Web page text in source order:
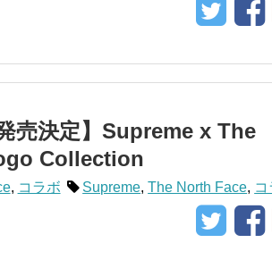
売決定】Supreme x The
Collection
, コラボ Supreme,The North Face, コ